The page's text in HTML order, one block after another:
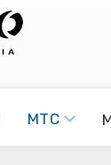
MTC